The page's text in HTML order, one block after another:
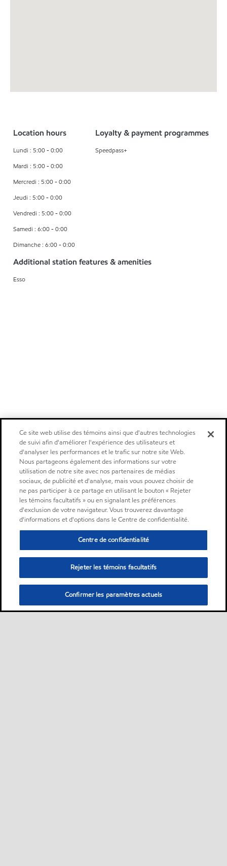
Location hours
Lundi : 5:00 - 0:00
Mardi : 5:00 - 0:00
Mercredi : 5:00 - 0:00
Jeudi : 5:00 - 0:00
Vendredi : 5:00 - 0:00
Samedi : 6:00 - 0:00
Dimanche : 6:00 - 0:00
Loyalty & payment programmes
Speedpass+
Additional station features & amenities
Esso
Ce site web utilise des témoins ainsi que d'autres technologies
de suivi afin d'améliorer l'expérience des utilisateurs et
d'analyser les performances et le trafic sur notre site Web.
Nous partageons également des informations sur votre
utilisation de notre site avec nos partenaires de médias
sociaux, de publicité et d'analyse, mais vous pouvez choisir de
ne pas participer à ce partage en utilisant le bouton « Rejeter
les témoins facultatifs » ou en signalant les préférences
d'exclusion de votre navigateur. Vous trouverez davantage
d'informations et d'options dans le Centre de confidentialité.
Centre de confidentialité
Rejeter les témoins facultatifs
Confirmer les paramètres actuels